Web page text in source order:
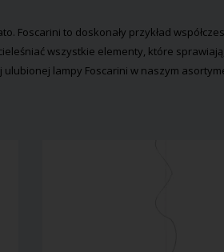
Foscarini to doskonały przykład
wszystkie elementy, które
lampy Foscarini w naszym